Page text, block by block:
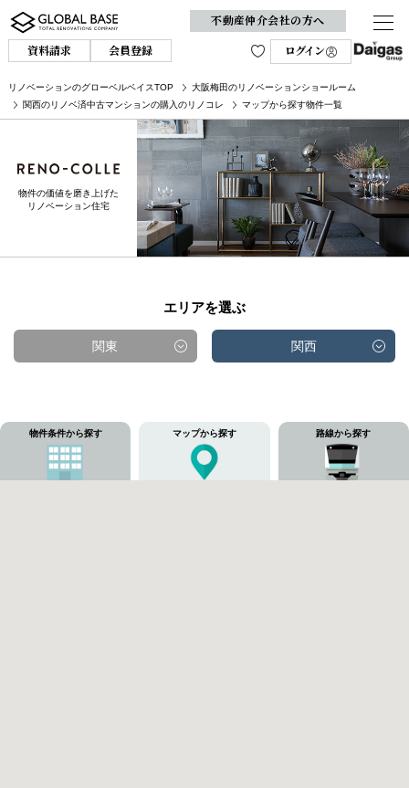
不動産仲介会社の方へ
資料請求
会員登録 ログイン
リノベーションのグローベルベイスTOP
大阪梅田のリノベーションショールーム
関西のリノベ済中古マンションの購入のリノコレ
マップから探す物件一覧
物件の価値を磨き上げた
リノベーション住宅
エリアを選ぶ
関東 関西
物件条件から探す マップから探す 路線から探す